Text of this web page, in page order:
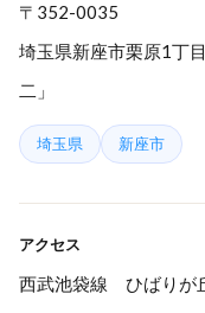
〒352-0035
埼玉県新座市栗原1丁
二」
埼玉県 新座市
アクセス
西武池袋線 ひばりが